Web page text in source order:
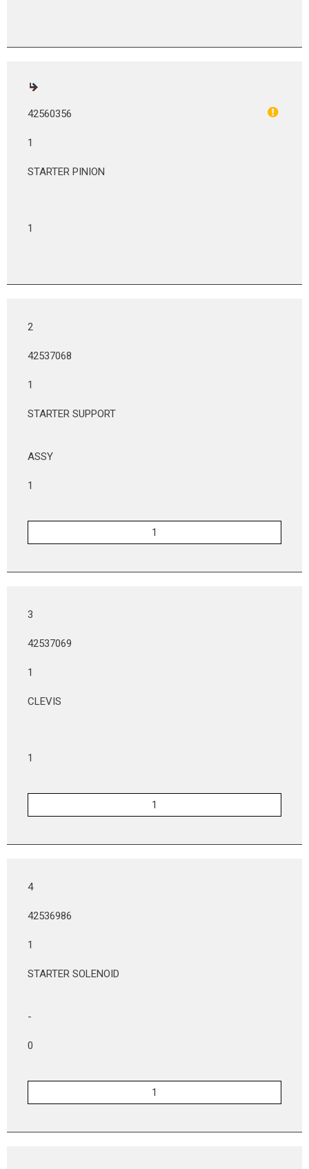
42560356
1
STARTER PINION
1
2
42537068
1
STARTER SUPPORT
ASSY
1
3
42537069
1
CLEVIS
1
4
42536986
1
STARTER SOLENOID
-
0